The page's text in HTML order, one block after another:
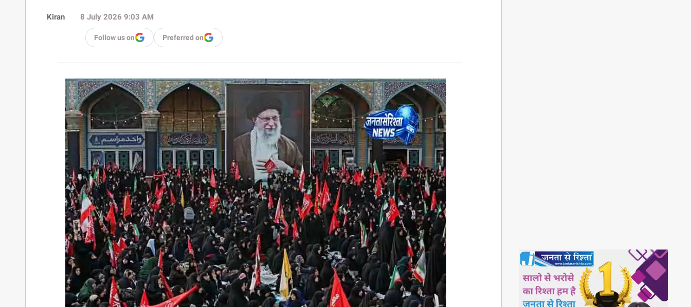
Kiran 8 July 2026 9:03 AM
Follow us on Preferred on